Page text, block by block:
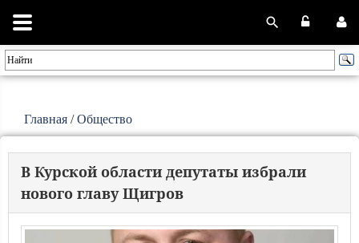
Главная /Общество
В Курской области депутаты избрали
нового главу Щигров